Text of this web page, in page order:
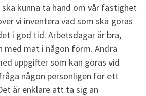
kunna ta hand om vår fastighet
vi inventera vad som ska göras
i god tid. Arbetsdagar är bra,
med mat i någon form. Andra
uppgifter som kan göras vid
någon personligen för ett
är enklare att ta sig an